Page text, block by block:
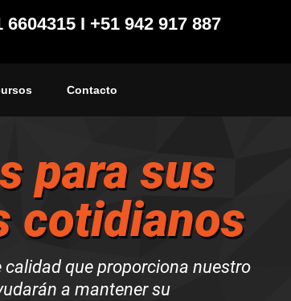
6604315 I +51 942 917 887
Contacto
para sus
cotidianos
que proporciona nuestro
a mantener su